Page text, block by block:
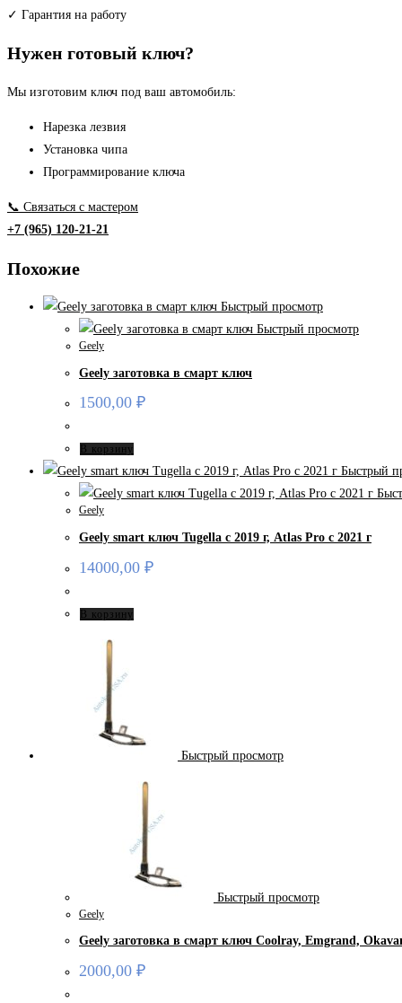
с
года
✓ Гарантия на работу
Нужен готовый ключ?
Мы изготовим ключ под ваш автомобиль:
Нарезка лезвия
Установка чипа
Программирование ключа
📞 Связаться с мастером
+7 (965) 120-21-21
Похожие
Быстрый просмотр
Быстрый просмотр
Geely
Geely заготовка в смарт ключ
1500,00 ₽
В корзину
Быстрый
Geely
Geely smart ключ Tugella с 2019 г, Atlas Pro с 2021 г
14000,00 ₽
В корзину
Быстрый просмотр
Быстрый просмотр
Geely
Geely заготовка в смарт ключ Coolray, Emgrand,
2000,00 ₽